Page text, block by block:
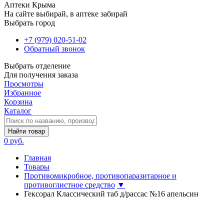
Аптеки Крыма
На сайте выбирай, в аптеке забирай
Выбрать город
+7 (979) 020-51-02
Обратный звонок
Выбрать отделение
Для получения заказа
Просмотры
Избранное
Корзина
Каталог
Найти товар
0 руб.
Главная
Товары
Противомикробное, противопаразитарное и
противоглистное средство ▼
Гексорал Классический таб д/рассас №16 апельсин